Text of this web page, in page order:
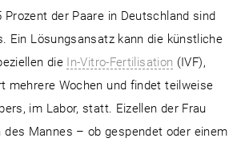
Prozent der Paare in Deutschland sind
Ein Lösungsansatz kann die künstliche
die In-Vitro-Fertilisation (IVF),
mehrere Wochen und findet teilweise
im Labor, statt. Eizellen der Frau
des Mannes – ob gespendet oder einem